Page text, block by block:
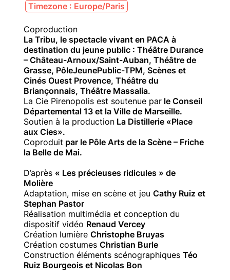
Timezone : Europe/Paris
Coproduction
La Tribu, le spectacle vivant en PACA à
destination du jeune public : Théâtre Durance
– Château-Arnoux/Saint-Auban, Théâtre de
Grasse, PôleJeunePublic-TPM, Scènes et
Cinés Ouest Provence, Théâtre du
Briançonnais, Théâtre Massalia.
La Cie Pirenopolis est soutenue par le Conseil
Départemental 13 et la Ville de Marseille.
Soutien à la production La Distillerie «Place
aux Cies».
Coproduit par le Pôle Arts de la Scène – Friche
la Belle de Mai.
D’après « Les précieuses ridicules » de
Molière
Adaptation, mise en scène et jeu Cathy Ruiz et
Stephan Pastor
Réalisation multimédia et conception du
dispositif vidéo Renaud Vercey
Création lumière Christophe Bruyas
Création costumes Christian Burle
Construction éléments scénographiques Téo
Ruiz Bourgeois et Nicolas Bon